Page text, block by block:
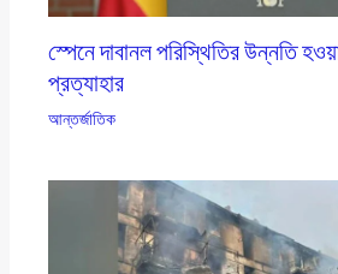
স্পেনে দাবানল পরিস্থিতির উন্নতি
প্রত্যাহার
আন্তর্জাতিক